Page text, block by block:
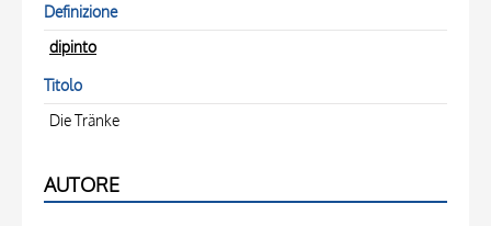
Definizione
dipinto
Titolo
Die Tränke
AUTORE